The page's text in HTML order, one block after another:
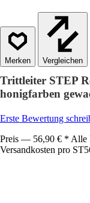
Vergleichen
Trittleiter STEP
honigfarben
Erste Bewertung
Preis — 56,90 € * Alle
Versandkosten pro ST